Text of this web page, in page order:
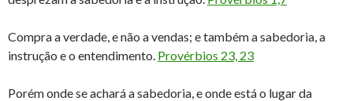
Compra a verdade, e não a vendas; e também a sabedoria, a
instrução e o entendimento. Provérbios 23, 23
Porém onde se achará a sabedoria, e onde está o lugar da